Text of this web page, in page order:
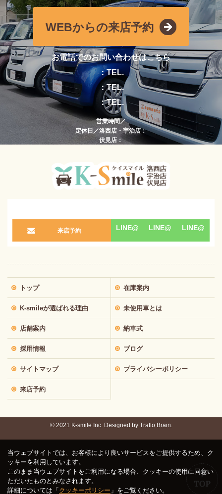
WEBからの来店予約
お電話でのお問い合わせはこちら
：TEL.
：TEL.
：TEL.
営業時間／
定休日／洛西店・宇治店：
伏見店：
来店予約 LINE@ LINE@ LINE@
トップ 在庫案内
K-smileが選ばれる理由 未使用車とは
店舗案内 納車式
採用情報 ブログ
サイトマップ プライバシーポリシー
来店予約
© 2021 K-smile Inc. Designed by Tratto Brain.
当ウェブサイトでは、お客様により良いサービスをご提供するため、ク
ッキーを利用しています。
このまま当ウェブサイトをご利用になる場合、クッキーの使用に同意い
ただいたものとみなされます。
詳細については「クッキーポリシー 」をご覧ください。